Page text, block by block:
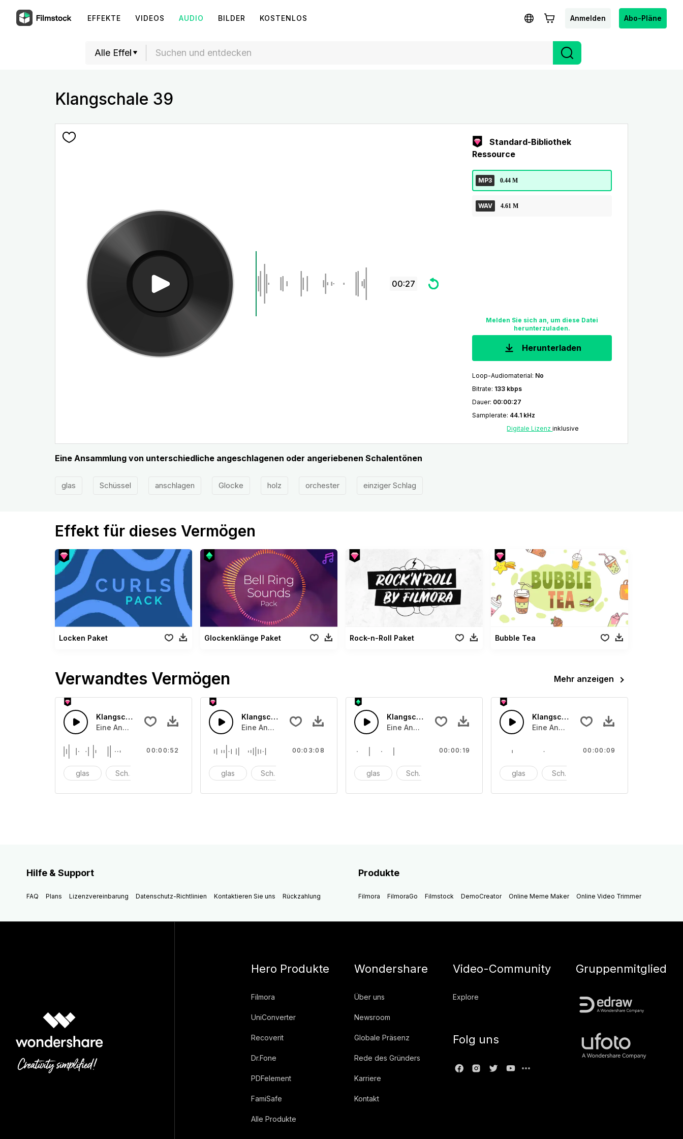
EFFEKTE VIDEOS AUDIO BILDER KOSTENLOS Anmelden Abo-Pläne
Klangschale 39
00:27
Standard-Bibliothek
Ressource
MP3 0.44 M
WAV 4.61 M
Melden Sie sich an, um diese Datei
herunterzuladen.
Herunterladen
Loop-Audiomaterial: No
Bitrate: 133 kbps
Dauer: 00:00:27
Samplerate: 44.1 kHz
Digitale Lizenzinklusive
Eine Ansammlung von unterschiedliche angeschlagenen oder angeriebenen Schalentönen
glas Schüssel anschlagen Glocke holz orchester einziger Schlag
Effekt für dieses Vermögen
Locken Paket Glockenklänge Paket Rock-n-Roll Paket Bubble Tea
Verwandtes Vermögen Mehr anzeigen
Klangschale 44
Eine Ansammlung von unterschiedliche angeschlagenen oder angeriebenen Schalentönen
glas Schüssel
00:00:52
Klangschale 43
Eine Ansammlung von unterschiedliche angeschlagenen oder angeriebenen Schalentönen
glas Schüssel
00:03:08
Klangschale 42
Eine Ansammlung von unterschiedliche angeschlagenen oder angeriebenen
glas Schüssel
00:00:19
Klangschale 41
Eine Ansammlung von unterschiedliche
glas Schüssel
00:00:09
Hilfe & Support
FAQ Plans Lizenzvereinbarung Datenschutz-Richtlinien Kontaktieren Sie uns Rückzahlung
Produkte
Filmora FilmoraGo Filmstock DemoCreator Online Meme Maker Online Video Trimmer
Hero Produkte
Filmora
UniConverter
Recoverit
Dr.Fone
PDFelement
FamiSafe
Alle Produkte
Wondershare
Über uns
Newsroom
Globale Präsenz
Rede des Gründers
Karriere
Kontakt
Video-Community
Explore
Folg uns
Gruppenmitglied